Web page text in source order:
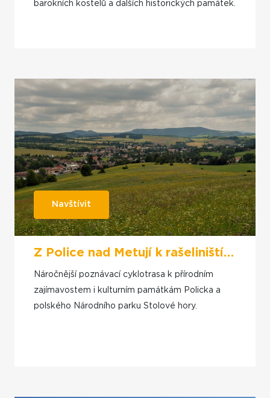
barokních kostelů a dalších historických památek.
Navštívit
Z Police nad Metují k rašeliništím Národního parku Góry Stołowe
Náročnější poznávací cyklotrasa k přírodním
zajímavostem i kulturním památkám Policka a
polského Národního parku Stolové hory.